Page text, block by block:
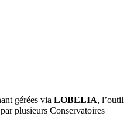
gérées via LOBELIA, l’outil
plusieurs Conservatoires